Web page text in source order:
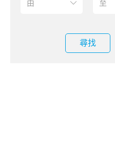
尋找